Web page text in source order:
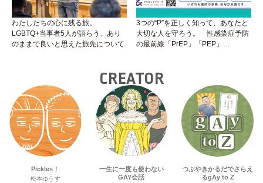
わたしたちの心に残る旅。
LGBTQ+当事者5人が語らう、あり
のままで良いと思えた旅先について
3つの“P”を正しく知って、あなたと
大切な人を守ろう。 性感染症予防
の最前線「PrEP」「PEP」
CREATOR
Pickles！
松本ゆうす
一生に一度も使わない
GAY会話
つぶやきかるだでさらえ
るgAy to Z